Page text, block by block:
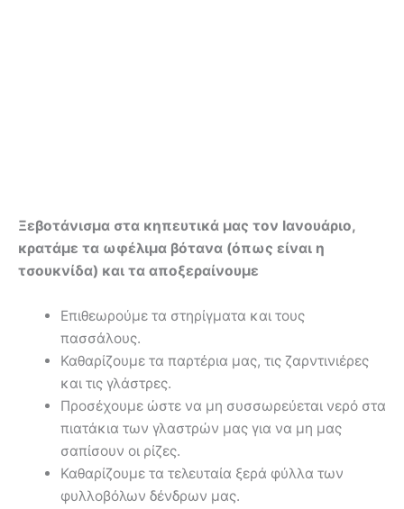
Ξεβοτάνισμα στα κηπευτικά μας τον Ιανουάριο,
κρατάμε τα ωφέλιμα βότανα (όπως είναι η
τσουκνίδα) και τα αποξεραίνουμε
Επιθεωρούμε τα στηρίγματα και τους
πασσάλους.
Καθαρίζουμε τα παρτέρια μας, τις ζαρντινιέρες
και τις γλάστρες.
Προσέχουμε ώστε να μη συσσωρεύεται νερό στα
πιατάκια των γλαστρών μας για να μη μας
σαπίσουν οι ρίζες.
Καθαρίζουμε τα τελευταία ξερά φύλλα των
φυλλοβόλων δένδρων μας.